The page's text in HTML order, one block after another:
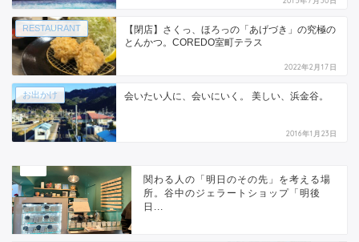
RESTAURANT
【閉店】さくっ、ほろっの「あげづき」の究極の
とんかつ。COREDO室町テラス
2022年2月17日
お出かけ 会いたい人に、会いにいく。 美しい、浜金谷。
2016年1月23日
関わる人の「明日のその先」を考える場
所。谷中のジェラートショップ「明後
日...